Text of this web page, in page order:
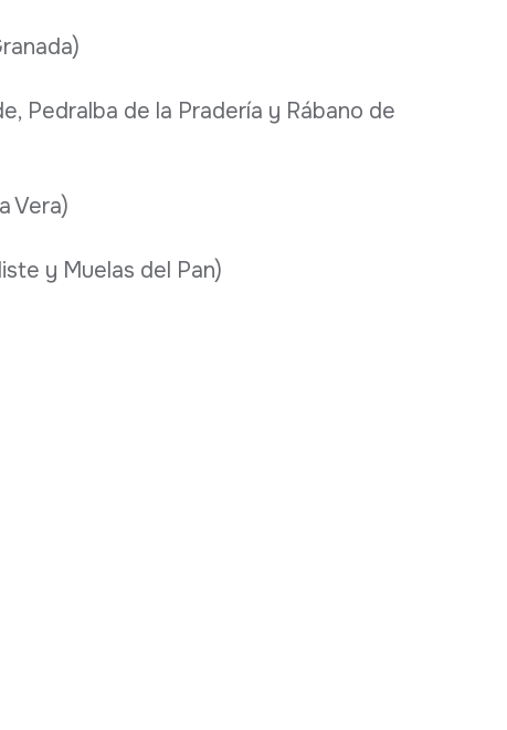
Pedralba de la Pradería y Rábano de
Vera)
y Muelas del Pan)